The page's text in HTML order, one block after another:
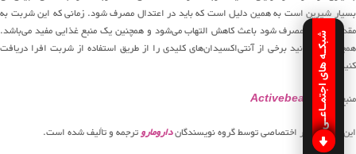
بسیار شیرین است به همین دلیل است که باید در اعتدال مصرف شود. زمانی که این شربت به
مقدار مناسب مصرف شود باعث کاهش التهاب می‌شود و همچنین یک منبع غذایی مفید می‌باشد.
همچنین می‌توانید برخی از آنتی‌اکسیدان‌های کلیدی را از طریق استفاده از شربت افرا دریافت
کنید.
منبع:
Activebeat.com
این مقاله به‌طور اختصاصی توسط گروه نویسندگانداروماروترجمه‌ و تألیف شده است.
شبکـه های اجتمـاعـی